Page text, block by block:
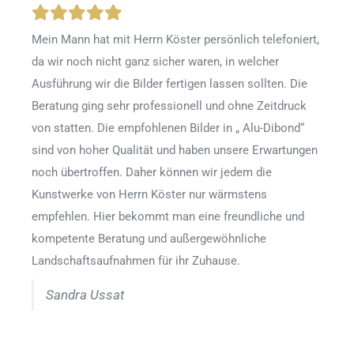
Mein Mann hat mit Herrn Köster persönlich telefoniert,
da wir noch nicht ganz sicher waren, in welcher
Ausführung wir die Bilder fertigen lassen sollten. Die
Beratung ging sehr professionell und ohne Zeitdruck
von statten. Die empfohlenen Bilder in „ Alu-Dibond“
sind von hoher Qualität und haben unsere Erwartungen
noch übertroffen. Daher können wir jedem die
Kunstwerke von Herrn Köster nur wärmstens
empfehlen. Hier bekommt man eine freundliche und
kompetente Beratung und außergewöhnliche
Landschaftsaufnahmen für ihr Zuhause.
Sandra Ussat